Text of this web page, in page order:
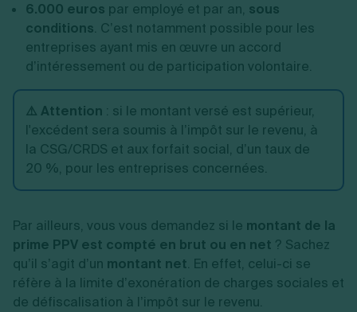
6.000 euros par employé et par an, sous
conditions. C’est notamment possible pour les
entreprises ayant mis en œuvre un accord
d’intéressement ou de participation volontaire.
⚠️ Attention : si le montant versé est supérieur,
l'excédent sera soumis à l’impôt sur le revenu, à
la CSG/CRDS et aux forfait social, d’un taux de
20 %, pour les entreprises concernées.
Par ailleurs, vous vous demandez si le montant de la
prime PPV est compté en brut ou en net ? Sachez
qu’il s’agit d’un montant net. En effet, celui-ci se
réfère à la limite d’exonération de charges sociales et
de défiscalisation à l’impôt sur le revenu.